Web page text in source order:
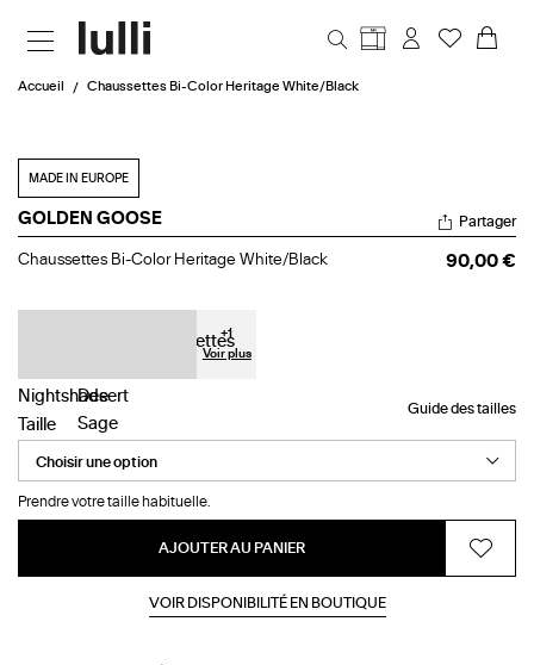
Accueil Chaussettes Bi-Color Heritage White/Black
MADE IN EUROPE
GOLDEN GOOSE
Chaussettes
Heritage
Partager
Chaussettes Bi-Color Heritage White/Black 90,00 €
+1
Voir plus
Guide des tailles
Taille
Prendre votre taille habituelle.
AJOUTER AU PANIER
VOIR DISPONIBILITÉ EN BOUTIQUE